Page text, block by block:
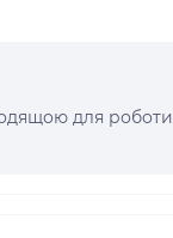
для роботи